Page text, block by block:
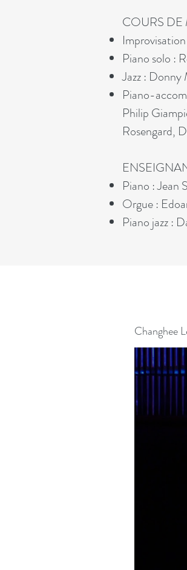
COURS DE
Piano solo :
Jazz : Donny
Piano-
Philip
Rosengard,
Piano : Jean
Orgue :
Piano jazz :
Changhee